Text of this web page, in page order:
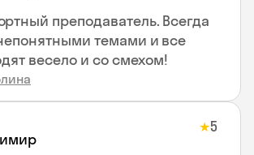
преподаватель. Всегда
темами и все
весело и со смехом!
★5